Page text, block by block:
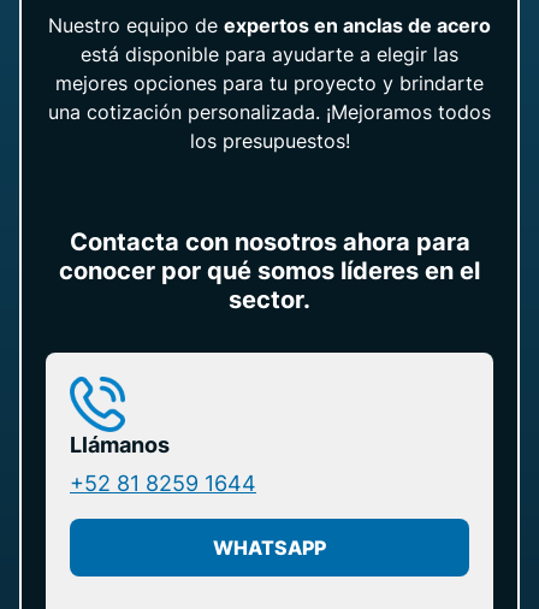
Nuestro equipo de expertos en anclas de acero
está disponible para ayudarte a elegir las
mejores opciones para tu proyecto y brindarte
una cotización personalizada. ¡Mejoramos todos
los presupuestos!
Contacta con nosotros ahora para
conocer por qué somos líderes en el
sector.
Llámanos
+52 81 8259 1644
WHATSAPP